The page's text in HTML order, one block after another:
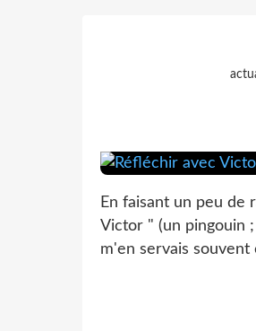
En faisant un peu de
Victor " (un pingouin
m'en servais souvent